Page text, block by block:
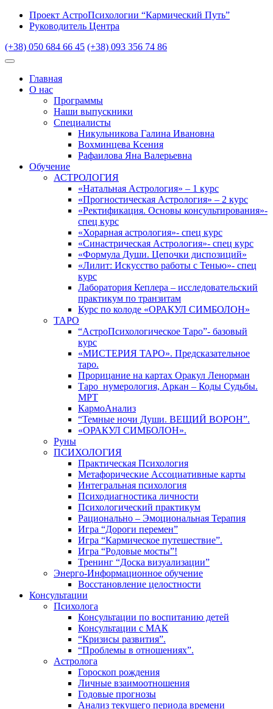
Проект АстроПсихологии “Кармический Путь”
Руководитель Центра
(+38) 050 684 66 45 (+38) 093 356 74 86
Главная
О нас
Программы
Наши выпускники
Специалисты
Никульникова Галина Ивановна
Вохминцева Ксения
Рафаилова Яна Валерьевна
Обучение
АСТРОЛОГИЯ
«Натальная Астрология» – 1 курс
«Прогностическая Астрология» – 2 курс
«Ректификация. Основы консультирования»-
спец курс
«Хорарная астрология»- спец курс
«Синастрическая Астрология»- спец курс
«Формула Души. Цепочки диспозиций»
«Лилит: Искусство работы с Тенью»- спец
курс
Лаборатория Кеплера – исследовательский
практикум по транзитам
Курс по колоде «ОРАКУЛ СИМБОЛОН»
ТАРО
“АстроПсихологическое Таро”- базовый
курс
«МИСТЕРИЯ ТАРО». Предсказательное
таро.
Прорицание на картах Оракул Ленорман
Таро_нумерология, Аркан – Коды Судьбы.
МРТ
КармоАнализ
“Темные ночи Души. ВЕЩИЙ ВОРОН”.
«ОРАКУЛ СИМБОЛОН».
Руны
ПСИХОЛОГИЯ
Практическая Психология
Метафорические Ассоциативные карты
Интегральная психология
Психодиагностика личности
Психологический практикум
Рационально – Эмоциональная Терапия
Игра “Дороги перемен”
Игра “Кармическое путешествие”.
Игра “Родовые мосты”!
Тренинг “Доска визуализации”
Энерго-Информационное обучение
Восстановление целостности
Консультации
Психолога
Консультации по воспитанию детей
Консультации с МАК
“Кризисы развития”.
“Проблемы в отношениях”.
Астролога
Гороскоп рождения
Личные взаимоотношения
Годовые прогнозы
Анализ текущего периода времени